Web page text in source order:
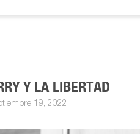
Y LA LIBERTAD
19, 2022